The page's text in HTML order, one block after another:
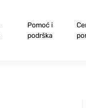
Pomoć i
podrška